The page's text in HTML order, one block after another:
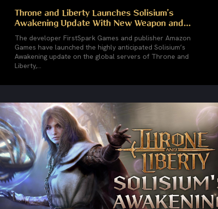
Throne and Liberty Launches Solisium’s
Awakening Update With New Weapon and...
The developer FirstSpark Games and publisher Amazon
Games have launched the highly anticipated Solisium’s
Awakening update on the global servers of Throne and
Liberty,...